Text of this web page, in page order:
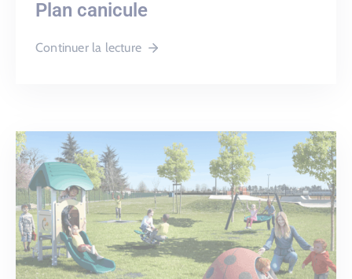
Plan canicule
Continuer la lecture